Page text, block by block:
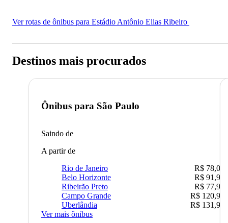
Ver rotas de ônibus para Estádio Antônio Elias Ribeiro
Destinos mais procurados
Ônibus para São Paulo
Saindo de
A partir de
Rio de Janeiro
R$ 78,02
Belo Horizonte
R$ 91,90
Ribeirão Preto
R$ 77,90
Campo Grande
R$ 120,90
Uberlândia
R$ 131,90
Ver mais ônibus